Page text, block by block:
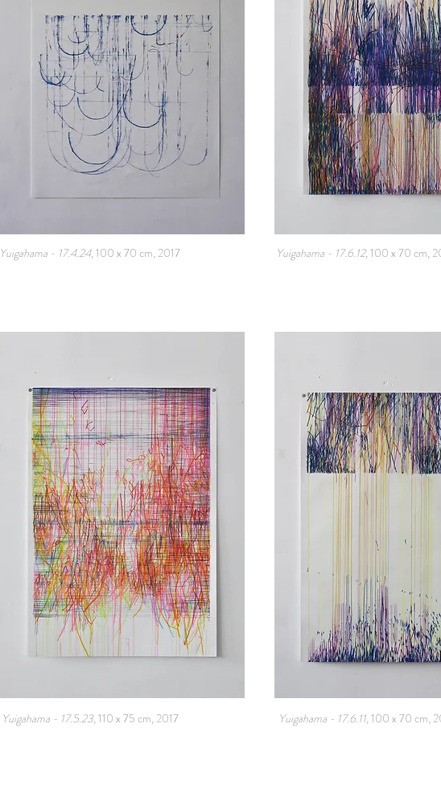
Yuigahama - 17.4.24, 100 x 70 cm, 2017 Yuigahama - 17.6.12, 100 x 70 cm,
Yuigahama - 17.5.23, 110 x 75 cm, 2017 Yuigahama - 17.6.11, 100 x 70 cm,